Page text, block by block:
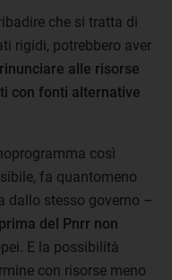
che si tratta di
rigidi, potrebbero aver
rinunciare alle risorse
con fonti alternative
così
fa quantomeno
dallo stesso governo –
del Pnrr non
E la possibilità
con risorse meno